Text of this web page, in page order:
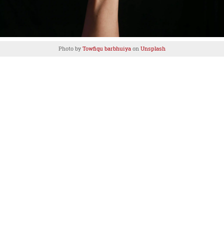
Photo by Towfiqu barbhuiya on Unsplash